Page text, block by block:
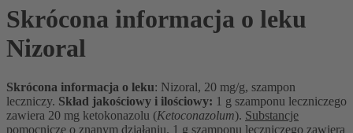
Skrócona informacja o leku
Nizoral
Skrócona informacja o leku: Nizoral, 20 mg/g, szampon
leczniczy. Skład jakościowy i ilościowy: 1 g szamponu leczniczego
zawiera 20 mg ketokonazolu (Ketoconazolum). Substancje
pomocnicze o znanym działaniu. 1 g szamponu leczniczego zawiera